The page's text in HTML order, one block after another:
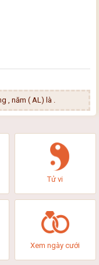
, năm ( AL) là .
Tử vi
Xem ngày cưới